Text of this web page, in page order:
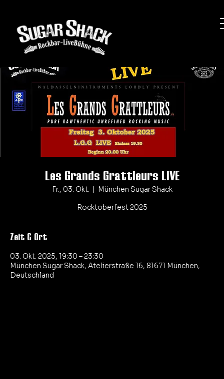
Les Grands Grattleurs LIVE
Fr., 03. Okt.
München Sugar Shack
Rocktoberfest 2025
Zeit & Ort
03. Okt. 2025, 19:30 – 23:30
München Sugar Shack, Atelierstraße 16, 81671 München,
Deutschland